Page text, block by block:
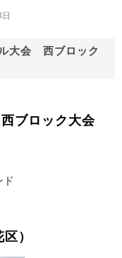
大会 西ブロック
ブロック大会
区）